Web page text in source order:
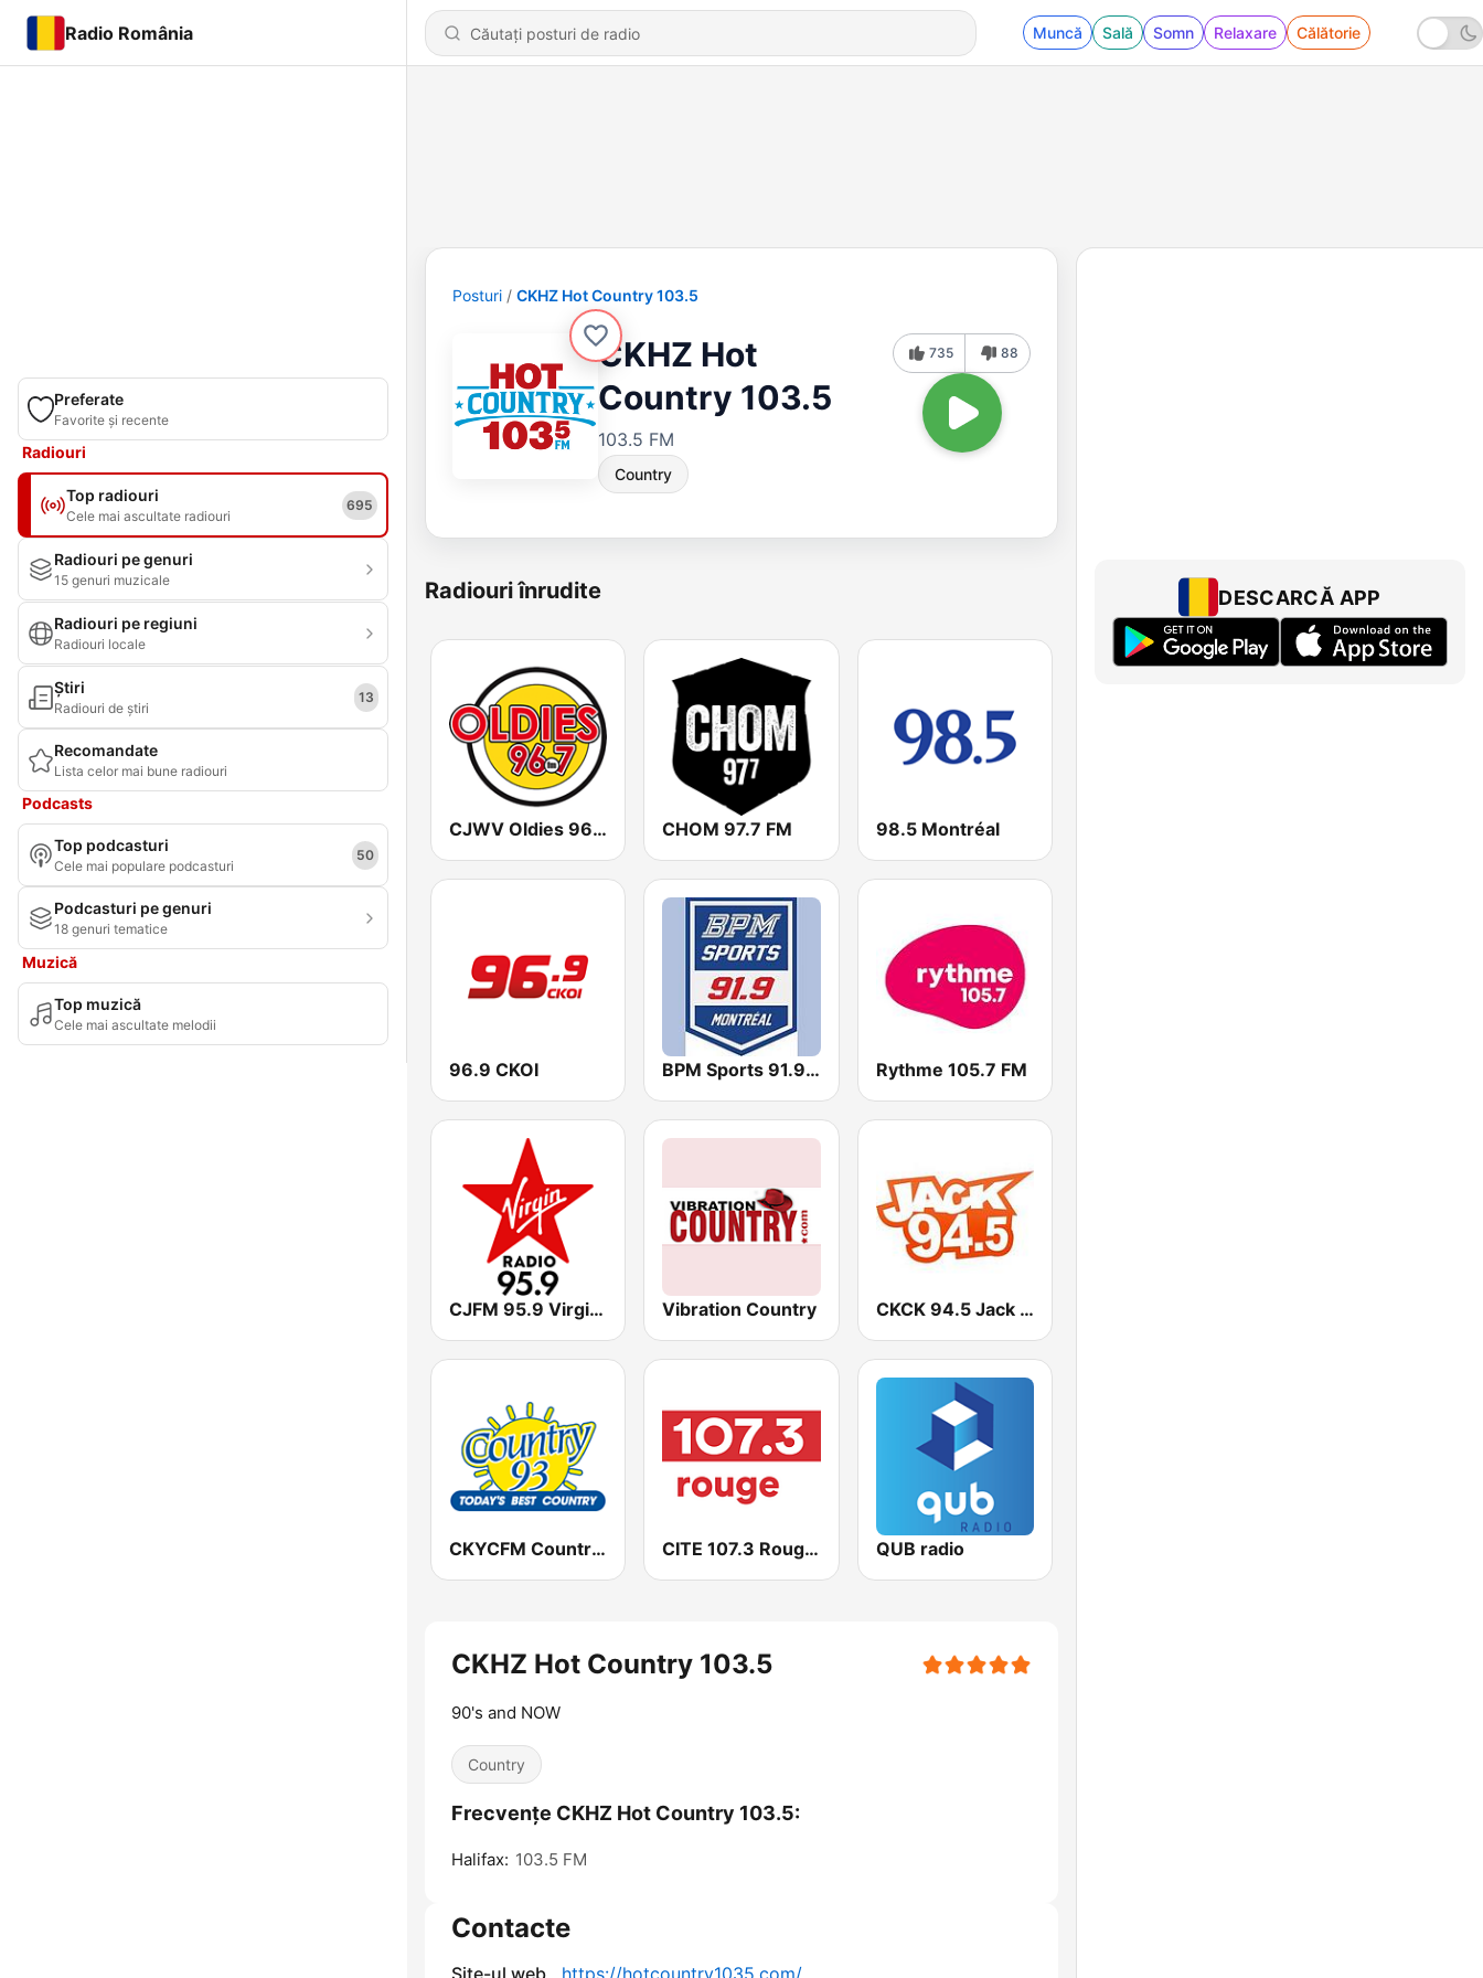
Radio România Muncă Sală Somn Relaxare Călătorie
Preferate
Favorite și recente
Radiouri
Top radiouri
Cele mai ascultate radiouri
695
Radiouri pe genuri
15 genuri muzicale
Radiouri pe regiuni
Radiouri locale
Știri
Radiouri de știri
13
Recomandate
Lista celor mai bune radiouri
Podcasts
Top podcasturi
Cele mai populare podcasturi
50
Podcasturi pe genuri
18 genuri tematice
Muzică
Top muzică
Cele mai ascultate melodii
Posturi CKHZ Hot Country 103.5
CKHZ Hot
Country 103.5
103.5 FM
Country
735 88
Radiouri înrudite
CJWV Oldies 96.7 FM CHOM 97.7 FM 98.5 Montréal
96.9 CKOI BPM Sports 91.9 FM Rythme 105.7 FM
CJFM 95.9 Virgin Radio Montreal Vibration Country CKCK 94.5 Jack FM
CKYCFM Country 93.7 FM CITE 107.3 Rouge FM QUB radio
CKHZ Hot Country 103.5
90's and NOW
Country
Frecvențe CKHZ Hot Country 103.5:
Halifax: 103.5 FM
Contacte
DESCARCĂ APP